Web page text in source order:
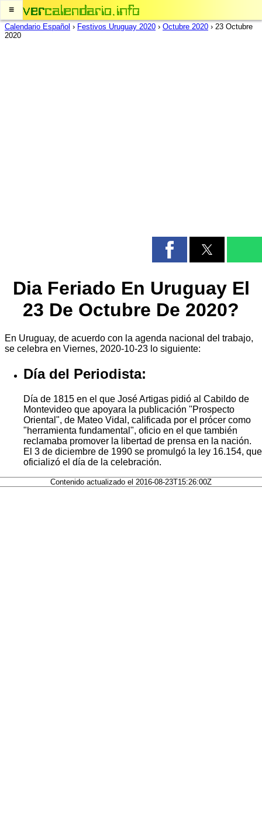
≡
Calendario Español › Festivos Uruguay 2020 › Octubre 2020 › 23 Octubre
2020
Dia Feriado En Uruguay El
23 De Octubre De 2020?
En Uruguay, de acuerdo con la agenda nacional del trabajo,
se celebra en Viernes, 2020-10-23 lo siguiente:
Día del Periodista:
Día de 1815 en el que José Artigas pidió al Cabildo de
Montevideo que apoyara la publicación "Prospecto
Oriental", de Mateo Vidal, calificada por el prócer como
"herramienta fundamental", oficio en el que también
reclamaba promover la libertad de prensa en la nación.
El 3 de diciembre de 1990 se promulgó la ley 16.154, que
oficializó el día de la celebración.
Contenido actualizado el 2016-08-23T15:26:00Z